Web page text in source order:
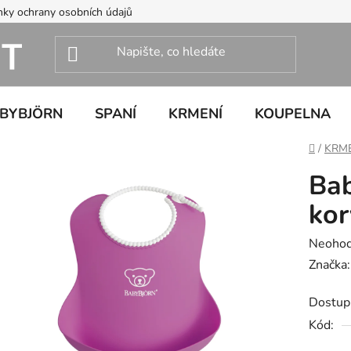
ochrany osobních údajů
SPANÍ KRMENÍ KOUPELNA
Domů
/
je
0,0
Kód: